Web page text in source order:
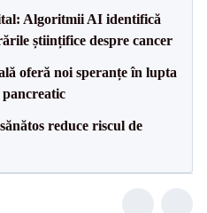
Algoritmii AI identifică
științifice despre cancer
oferă noi speranțe în lupta
reduce riscul de